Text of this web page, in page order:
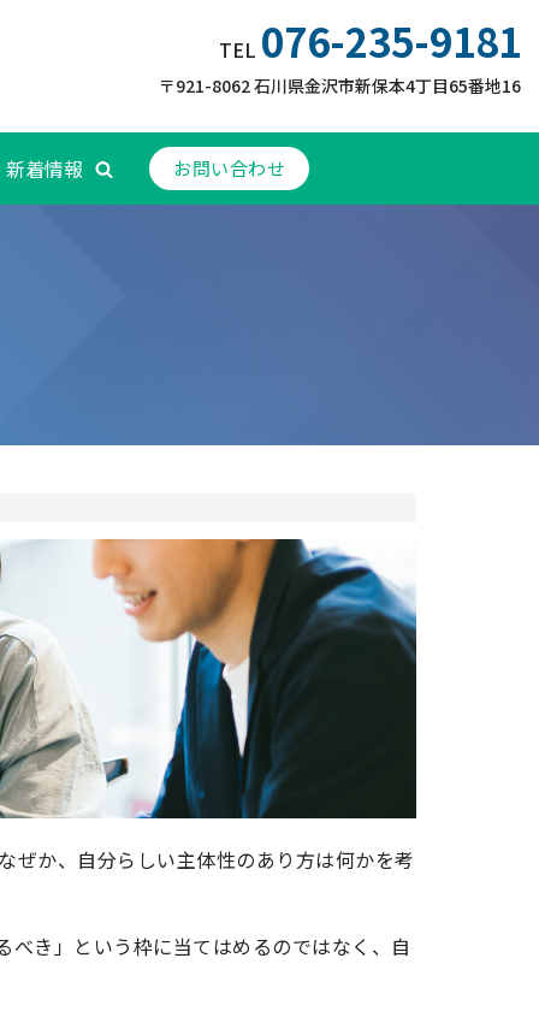
TEL 076-235-9181
〒921-8062 石川県金沢市新保本4丁目65番地16
新着情報 お問い合わせ
ぜか、自分らしい主体性のあり方は何かを考
き」という枠に当てはめるのではなく、自